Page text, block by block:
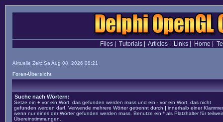
Files| Tutorials| Articles| Links| Home
Aktuelle Zeit: Sa Aug 08, 2026 08:21
Foren-Übersicht
Suche nach Wörtern:
Setze ein + vor ein Wort, das gefunden werden muss und ein - vor ein Wort, das nicht
gefunden werden darf. Verwende mehrere Wörter getrennt durch | innerhalb einer
wenn nur eines der Wörter gefunden werden muss. Benutze ein * als Platzhalter für
Übereinstimmungen.